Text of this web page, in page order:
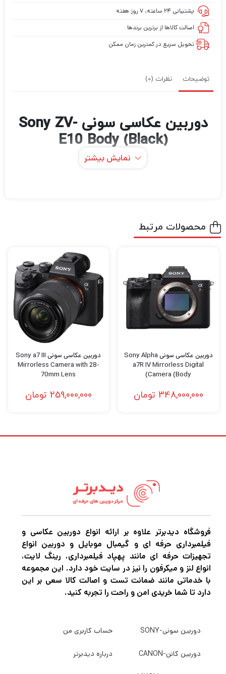
پشتیبانی ۲۴ ساعته، ۷ روز هفته
اصالت کالاها از برترین برندها
تحویل سریع در کمترین زمان ممکن
توضیحات نظرات (0)
دوربین عکاسی سونی Sony ZV-
E10 Body (Black)
سازندگان محتوا ساخته شده است، جفت می
کند. ZV-E10 با بهبود تلفن هوشمند همه جا
حاضر، یک دوربین آلفا است که کیفیت تصویر
بهبود یافته، انتخاب بیشتر لنزها، و افزایش کنترل
را برای افزایش خلاقیت شما در هنگام عکاسی به
ارمغان می آورد.
ZV-E10 با در نظر گرفتن مفهومی که از ZV-1
سرچشمه می گیرد، ادامه بدون آینه این ایده
دوربینی است که بر اساس مفهوم vlogging
ساخته شده است. این یک دوربین بسیار توانمند
داده است که برای تولیدات تک نفره ایده آل
میکروفون جهت دار یکپارچه برای ضبط صدای
دقیق تر از سوژه های جلویی ساخته شده است، و
و Product Showcase به شما کمک می کند تا
موضوعات خاص را به راحتی برجسته کنید.
ویژگی های وبلاگ نویسی
نقطه‌ای پشتی دارای طراحی جانبی است که برای
نمایش بیشتر
محصولات مرتبط
دوربین عکاسی سونی Sony Alpha
a7R IV Mirrorless Digital
Camera (Body)
348,000,000 تومان
دوربین عکاسی سونی Sony a7 III
Mirrorless Camera with 28-
70mm Lens
259,000,000 تومان
فروشگاه دیدبرتر علاوه بر ارائه انواع دوربین عکاسی و
فیلمبرداری حرفه ای و گیمبال موبایل و دوربین انواع
تجهیزات حرفه ای مانند پهپاد فیلمبرداری، رینگ لایت،
انواع لنز و میکرفون را نیز در سایت خود دارد. این مجموعه
با خدماتی مانند ضمانت تست و اصالت کالا سعی بر این
دارد تا شما خریدی امن و راحت را تجربه کنید.
دوربین سونی-SONY
دوربین کانن-CANON
حساب کاربری من
درباره دیدبرتر